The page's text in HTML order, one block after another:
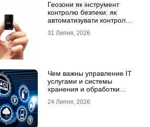
Геозони як інструмент
контролю безпеки: як
автоматизувати контроль
31 Липня, 2026
Чем важны управление IT
услугами и системы
хранения и обработки
24 Липня, 2026